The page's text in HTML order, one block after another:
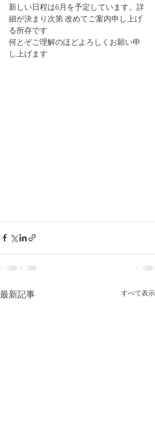
新しい日程は6月を予定しています。詳
細が決まり次第 改めてご案内申し上げ
る所存です
何とぞご理解のほどよろしくお願い申
し上げます
最新記事 すべて表示